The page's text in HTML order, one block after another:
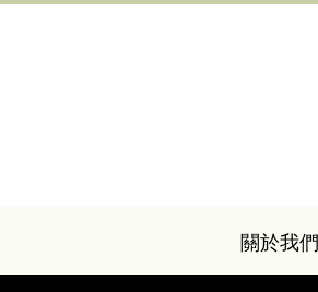
關於我們